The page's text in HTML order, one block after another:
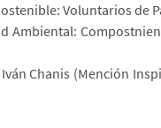
Voluntarios de
Ambiental:
Chanis (Mención